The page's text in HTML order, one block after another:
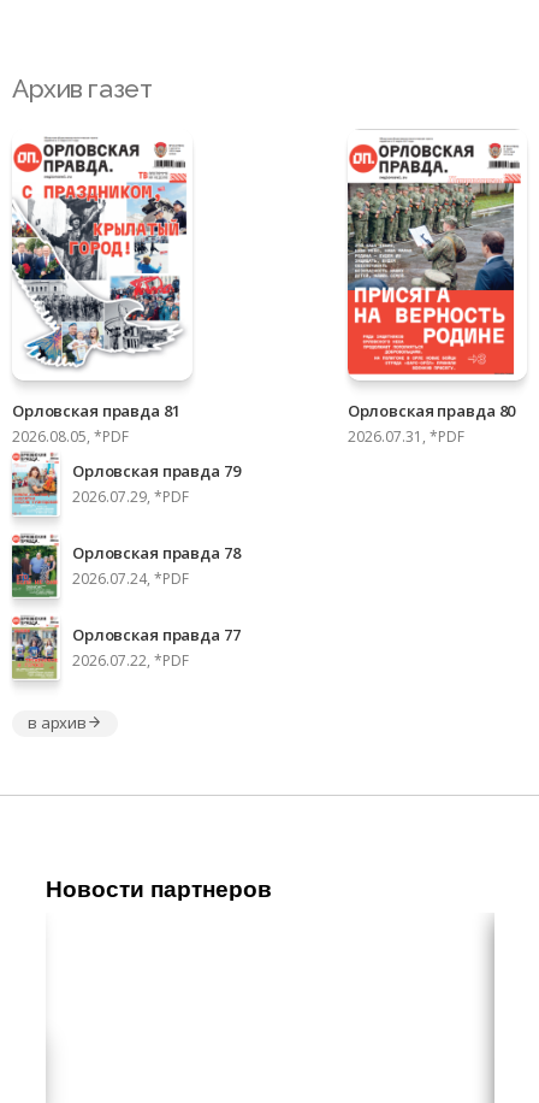
Архив газет
Орловская правда 81
2026.08.05, *PDF
Орловская правда 80
2026.07.31, *PDF
Орловская правда 79
2026.07.29, *PDF
Орловская правда 78
2026.07.24, *PDF
Орловская правда 77
2026.07.22, *PDF
в архив
Новости партнеров